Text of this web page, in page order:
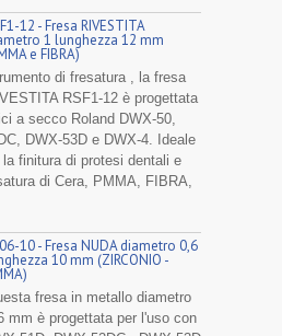
12 - Fresa RIVESTITA
1 lunghezza 12 mm
e FIBRA)
di fresatura , la fresa
RSF1-12 è progettata
a secco Roland DWX-50,
DWX-53D e DWX-4. Ideale
finitura di protesi dentali e
di Cera, PMMA, FIBRA,
10 - Fresa NUDA diametro 0,6
10 mm (ZIRCONIO -
fresa in metallo diametro
mm è progettata per l'uso con